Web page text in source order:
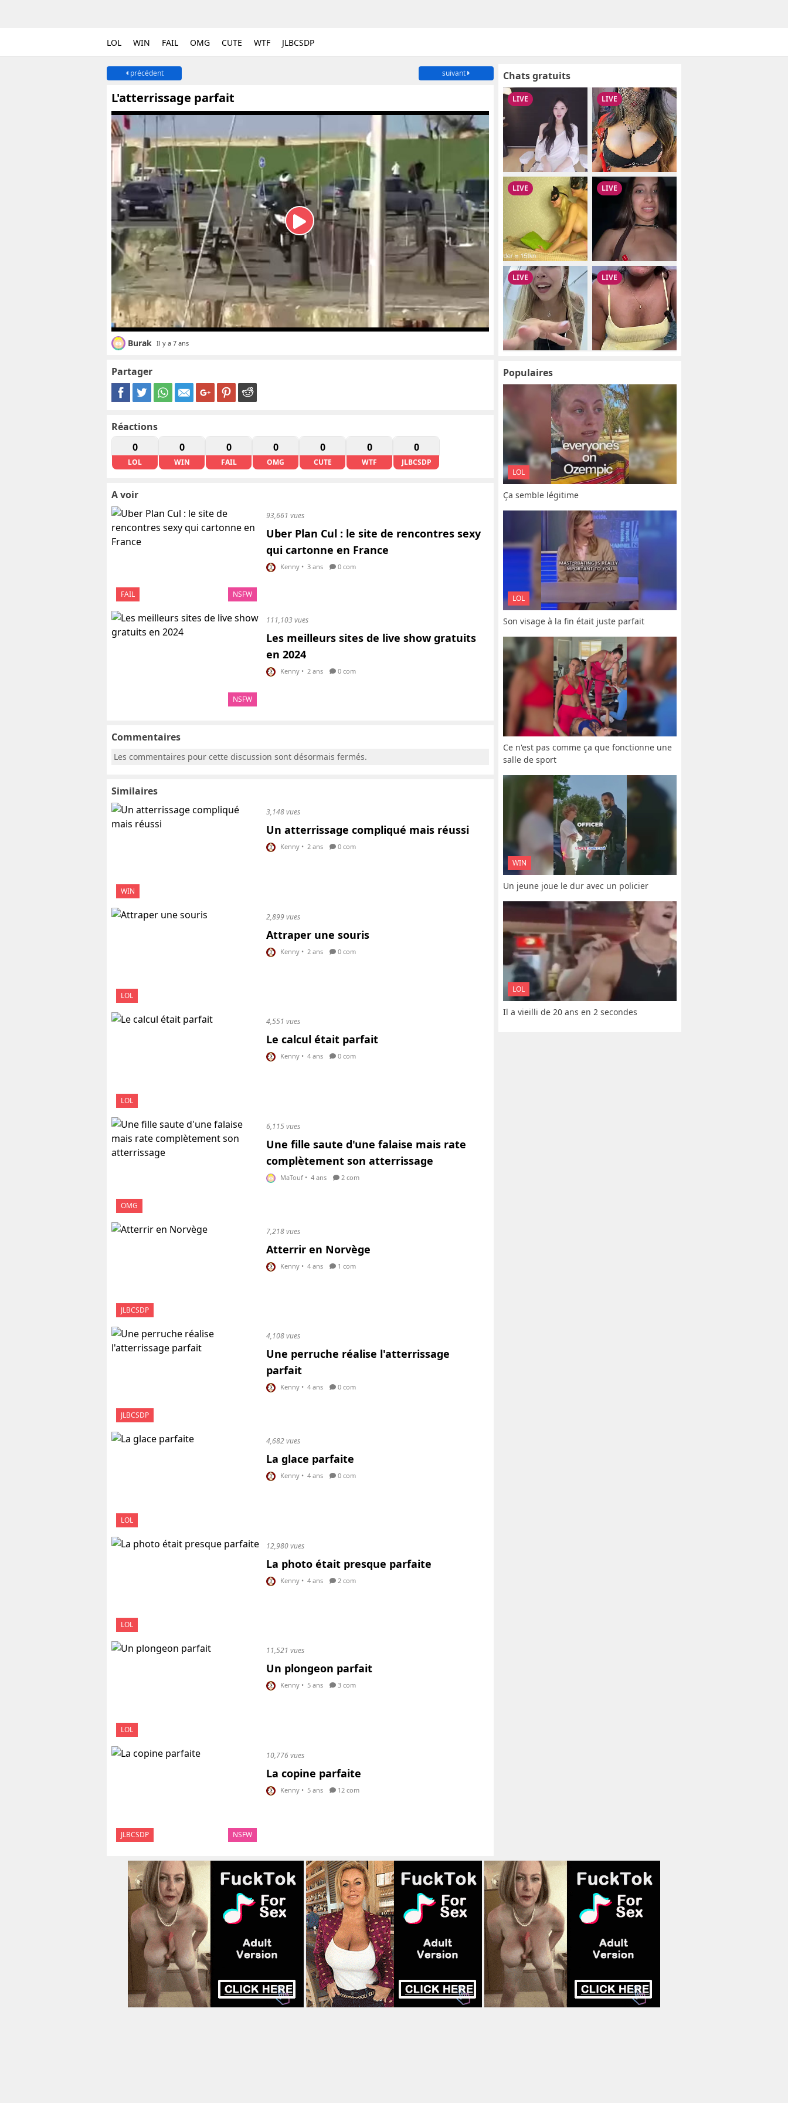
LOL WIN FAIL OMG CUTE WTF JLBCSDP
précédent suivant
L'atterrissage parfait
Burak Il y a 7 ans
Partager
Réactions
0
LOL
0
WIN
0
FAIL
0
OMG
0
CUTE
0
WTF
0
JLBCSDP
A voir
FAIL NSFW
93,661 vues
Uber Plan Cul : le site de rencontres sexy
qui cartonne en France
Kenny • 3 ans 0 com
NSFW
111,103 vues
Les meilleurs sites de live show gratuits
en 2024
Kenny • 2 ans 0 com
Commentaires
Les commentaires pour cette discussion sont désormais fermés.
Similaires
WIN
3,148 vues
Un atterrissage compliqué mais réussi
Kenny • 2 ans 0 com
LOL
2,899 vues
Attraper une souris
Kenny • 2 ans 0 com
LOL
4,551 vues
Le calcul était parfait
Kenny • 4 ans 0 com
OMG
6,115 vues
Une fille saute d'une falaise mais rate
complètement son atterrissage
MaTouf • 4 ans 2 com
JLBCSDP
7,218 vues
Atterrir en Norvège
Kenny • 4 ans 1 com
JLBCSDP
4,108 vues
Une perruche réalise l'atterrissage
parfait
Kenny • 4 ans 0 com
LOL
4,682 vues
La glace parfaite
Kenny • 4 ans 0 com
LOL
12,980 vues
La photo était presque parfaite
Kenny • 4 ans 2 com
LOL
11,521 vues
Un plongeon parfait
Kenny • 5 ans 3 com
JLBCSDP NSFW
10,776 vues
La copine parfaite
Kenny • 5 ans 12 com
Chats gratuits
Populaires
LOL
Ça semble légitime
LOL
Son visage à la fin était juste parfait
Ce n'est pas comme ça que fonctionne une
salle de sport
WIN
Un jeune joue le dur avec un policier
LOL
Il a vieilli de 20 ans en 2 secondes